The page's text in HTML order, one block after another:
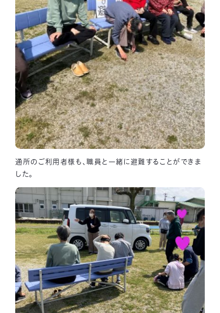
通所のご利用者様も、職員と一緒に避難することができま
した。